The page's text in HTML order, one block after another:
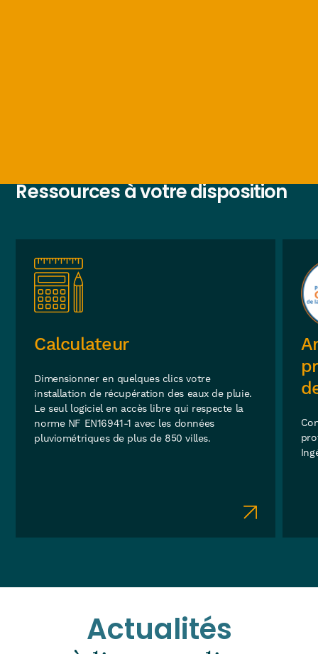
Ressources à votre disposition
Calculateur
Dimensionner en quelques clics votre
installation de récupération des eaux de pluie.
Le seul logiciel en accès libre qui respecte la
norme NF EN16941-1 avec les données
pluviométriques de plus de 850 villes.
Actualités